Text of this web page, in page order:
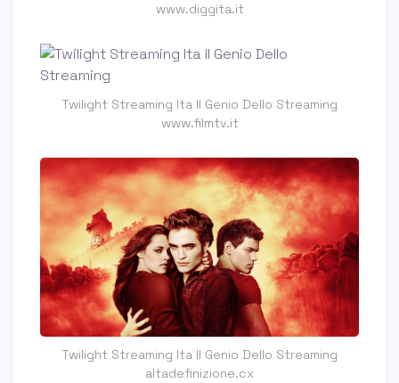
www.diggita.it
Twilight Streaming Ita Il Genio Dello Streaming
www.filmtv.it
Twilight Streaming Ita Il Genio Dello Streaming
altadefinizione.cx